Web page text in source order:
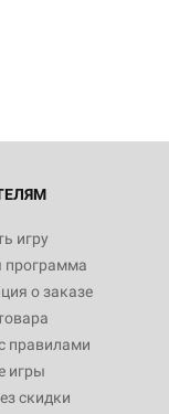
игру
программа
о заказе
правилами
игры
скидки